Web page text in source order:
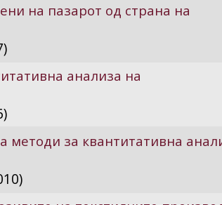
на пазарот од страна на
анализа на
за квантитативна